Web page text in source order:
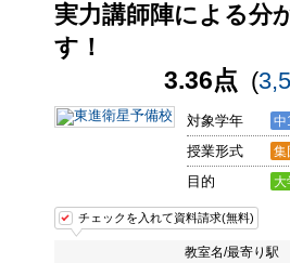
実力講師陣による分
す！
3.36点 (
対象学年 中
授業形式 集
目的 大
チェックを入れて資料請求(無料)
教室名/最寄り駅